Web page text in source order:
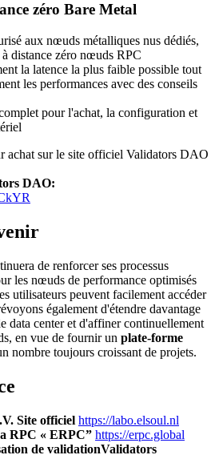
zéro Bare Metal
aux nœuds métalliques nus dédiés,
distance zéro nœuds RPC
la latence la plus faible possible tout
les performances avec des conseils
pour l'achat, la configuration et
achat sur le site officiel Validators DAO
DAO:
de renforcer ses processus
les nœuds de performance optimisés
utilisateurs peuvent facilement accéder
également d'étendre davantage
data center et d'affiner continuellement
en vue de fournir un plate-forme
nombre toujours croissant de projets.
Site officiel https://labo.elsoul.nl
RPC « ERPC” https://erpc.global
de validationValidators